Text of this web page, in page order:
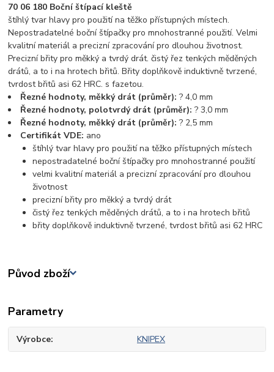
70 06 180 Boční štípací kleště
štíhlý tvar hlavy pro použití na těžko přístupných místech.
Nepostradatelné boční štípačky pro mnohostranné použití. Velmi
kvalitní materiál a precizní zpracování pro dlouhou životnost.
Precizní břity pro měkký a tvrdý drát. čistý řez tenkých měděných
drátů, a to i na hrotech břitů. Břity doplňkově induktivně tvrzené,
tvrdost břitů asi 62 HRC. s fazetou.
Řezné hodnoty, měkký drát (průměr):? 4,0 mm
Řezné hodnoty, polotvrdý drát (průměr):? 3,0 mm
Řezné hodnoty, měkký drát (průměr):? 2,5 mm
Certifikát VDE: ano
štíhlý tvar hlavy pro použití na těžko přístupných místech
nepostradatelné boční štípačky pro mnohostranné použití
velmi kvalitní materiál a precizní zpracování pro dlouhou
životnost
precizní břity pro měkký a tvrdý drát
čistý řez tenkých měděných drátů, a to i na hrotech břitů
břity doplňkově induktivně tvrzené, tvrdost břitů asi 62 HRC
Původ zboží
Parametry
Výrobce KNIPEX